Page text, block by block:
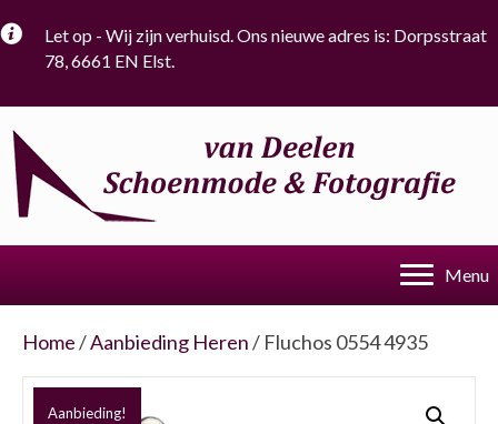
Let op - Wij zijn verhuisd. Ons nieuwe adres is: Dorpsstraat
78, 6661 EN Elst.
Menu
Home/Aanbieding Heren/ Fluchos 0554 4935
Aanbieding!